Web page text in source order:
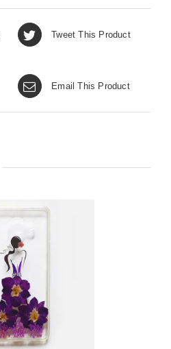
Tweet This Product
Email This Product